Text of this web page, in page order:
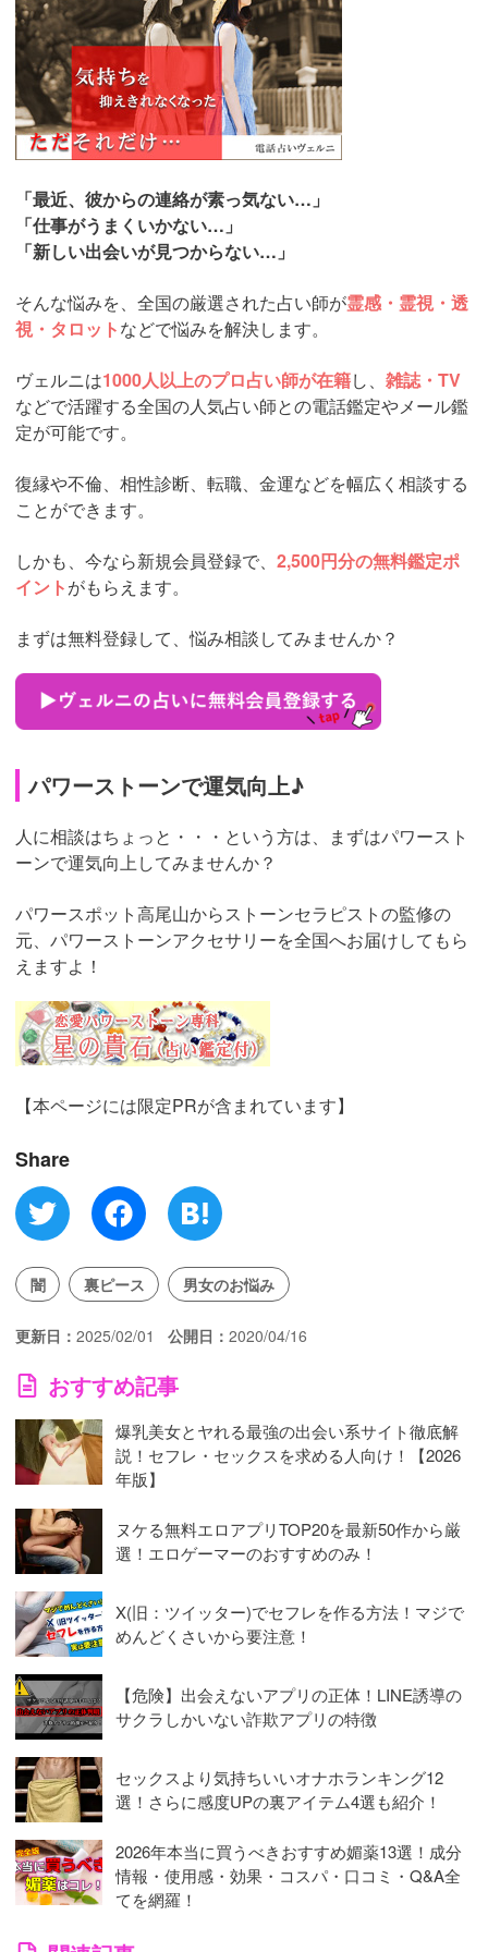
「最近、彼からの連絡が素っ気ない…」
「仕事がうまくいかない…」
「新しい出会いが見つからない…」
そんな悩みを、全国の厳選された占い師が霊感・霊視・透
視・タロットなどで悩みを解決します。
ヴェルニは1000人以上のプロ占い師が在籍し、 雑誌・TV
などで活躍する全国の人気占い師との電話鑑定やメール鑑
定が可能です。
復縁や不倫、相性診断、転職、金運などを幅広く相談する
ことができます。
しかも、今なら新規会員登録で、 2,500円分の無料鑑定ポ
イントがもらえます。
まずは無料登録して、悩み相談してみませんか？
パワーストーンで運気向上♪
人に相談はちょっと・・・という方は、まずはパワースト
ーンで運気向上してみませんか？
パワースポット高尾山からストーンセラピストの監修の
元、パワーストーンアクセサリーを全国へお届けしてもら
えますよ！
【本ページには限定PRが含まれています】
Share
闇 裏ピース 男女のお悩み
更新日 2025/02/01 公開日 2020/04/16
おすすめ記事
爆乳美女とヤれる最強の出会い系サイト徹底解
説！セフレ・セックスを求める人向け！【2026
年版】
ヌケる無料エロアプリTOP20を最新50作から厳
選！エロゲーマーのおすすめのみ！
X(旧：ツイッター)でセフレを作る方法！マジで
めんどくさいから要注意！
【危険】出会えないアプリの正体！LINE誘導の
サクラしかいない詐欺アプリの特徴
セックスより気持ちいいオナホランキング12
選！さらに感度UPの裏アイテム4選も紹介！
2026年本当に買うべきおすすめ媚薬13選！成分
情報・使用感・効果・コスパ・口コミ・Q&A全
てを網羅！